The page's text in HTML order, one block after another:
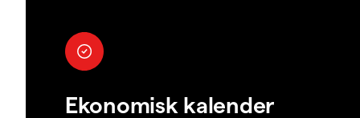
Ekonomisk kalender